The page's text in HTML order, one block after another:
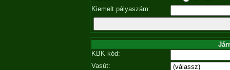
Kiemelt pályaszám:
KBK-kód:
Vasút: